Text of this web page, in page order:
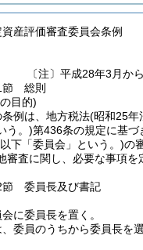
産評価審査委員会条例
〔注〕平成28年3月か
節
総則
目的)
条例は、地方税法(昭和25年
う。)第436条の規定に基づ
下「委員会」という。)の
審査に関し、必要な事項を
節
委員長及び書記
に委員長を置く。
委員のうちから委員長を